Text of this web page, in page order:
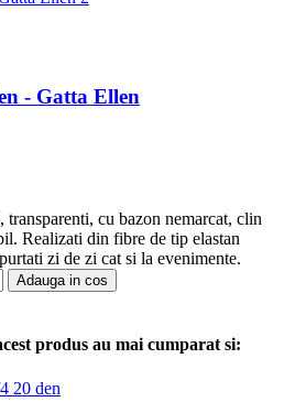
- Gatta Ellen
cu bazon nemarcat, clin
Realizati din fibre de tip elastan
zi de zi cat si la evenimente.
Adauga in cos
produs au mai cumparat si: